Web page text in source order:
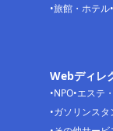
旅館・ホテル
Webディレ
NPO エステ
ガソリンス